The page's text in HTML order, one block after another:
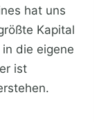
hat uns
Kapital
die eigene
ist